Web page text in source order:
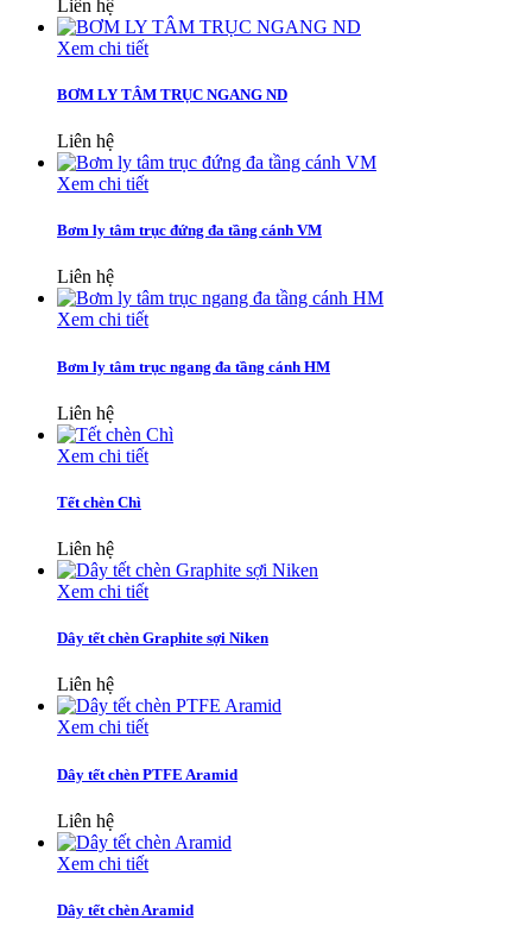
Liên hệ
Xem chi tiết
BƠM LY TÂM TRỤC NGANG ND
Liên hệ
Xem chi tiết
Bơm ly tâm trục đứng đa tầng cánh VM
Liên hệ
Xem chi tiết
Bơm ly tâm trục ngang đa tầng cánh HM
Liên hệ
Xem chi tiết
Tết chèn Chì
Liên hệ
Xem chi tiết
Dây tết chèn Graphite sợi Niken
Liên hệ
Xem chi tiết
Dây tết chèn PTFE Aramid
Liên hệ
Xem chi tiết
Dây tết chèn Aramid